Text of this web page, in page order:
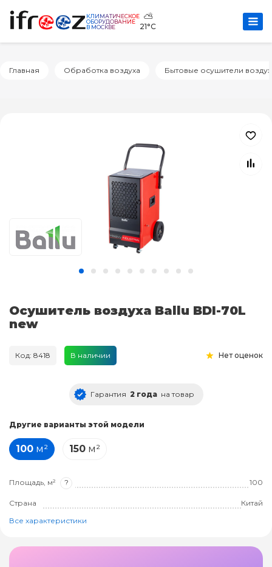
КЛИМАТИЧЕСКОЕ
ОБОРУДОВАНИЕ
В МОСКВЕ
⛅
21°C
Главная Обработка воздуха Бытовые осушители
Осушитель воздуха Ballu BDI-70L
new
Код: 8418 В наличии Нет оценок
Гарантия 2 года на товар
Другие варианты этой модели
100 м² 150 м²
Площадь, м² ? 100
Страна
Китай
Все характеристики